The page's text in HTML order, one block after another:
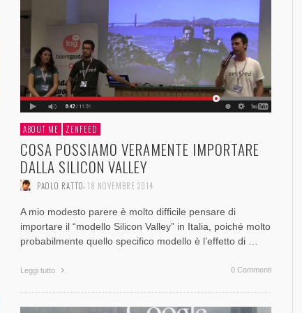
1 AGOSTO 2017
SOCIAL MEDIA MARKETING
, 30 DICEMBRE 2016
FORZA UN MALE
, 1 AGOSTO 2016
FACEBOOK [SLIDE + RIFLESSIONI]
, 5 OTTOBRE 2016
EVOLUZIONE E CONFRONTI TRA PIATTAFORME
, 5 SETTEMBRE 2014
GOOGLE PLUS [GUEST POST]
, 22 MAGGIO 2014
28 OTTOBRE 2013
ABOUT ME ZENFEED
COSA POSSIAMO VERAMENTE IMPORTARE
DALLA SILICON VALLEY
PAOLO RATTO 18 NOVEMBRE 2014
A mio modesto parere è molto difficile pensare di
importare il “modello Silicon Valley” in Italia, poiché molto
probabilmente quello specifico modello è l’effetto di …
Leggi tutto 0 Commenti